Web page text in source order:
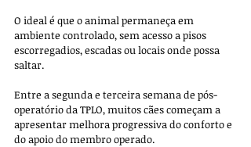
O ideal é que o animal permaneça em
ambiente controlado, sem acesso a pisos
escorregadios, escadas ou locais onde possa
saltar.
Entre a segunda e terceira semana de pós-
operatório da TPLO, muitos cães começam a
apresentar melhora progressiva do conforto e
do apoio do membro operado.